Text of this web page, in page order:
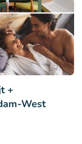
+
West